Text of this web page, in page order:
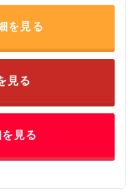
を見る
見る
見る